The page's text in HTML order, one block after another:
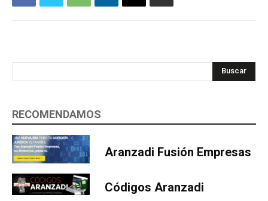
Buscar
RECOMENDAMOS
Aranzadi Fusión Empresas
Códigos Aranzadi